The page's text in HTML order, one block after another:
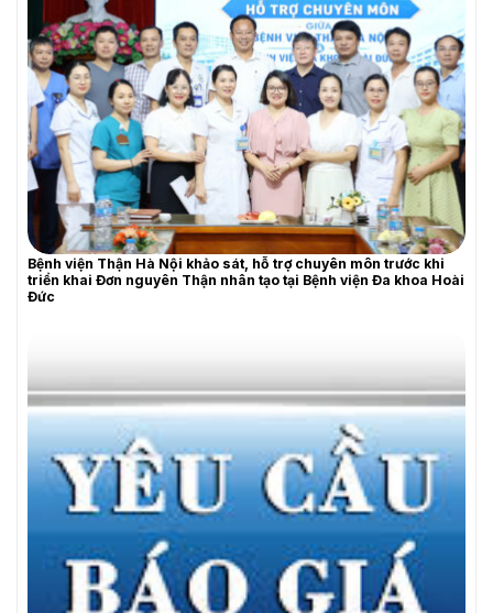
THƯ MỜI BÁO GIÁ
Bệnh viện Thận Hà Nội khảo sát, hỗ trợ chuyên môn trước khi
triển khai Đơn nguyên Thận nhân tạo tại Bệnh viện Đa khoa Hoài
Đức